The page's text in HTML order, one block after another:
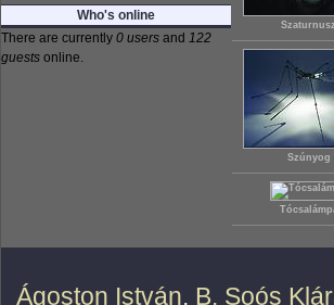
Who's online
There are currently 0 users and 122
guests online.
Szaturnusz
Szúnyog
Ágoston István, B. Soós